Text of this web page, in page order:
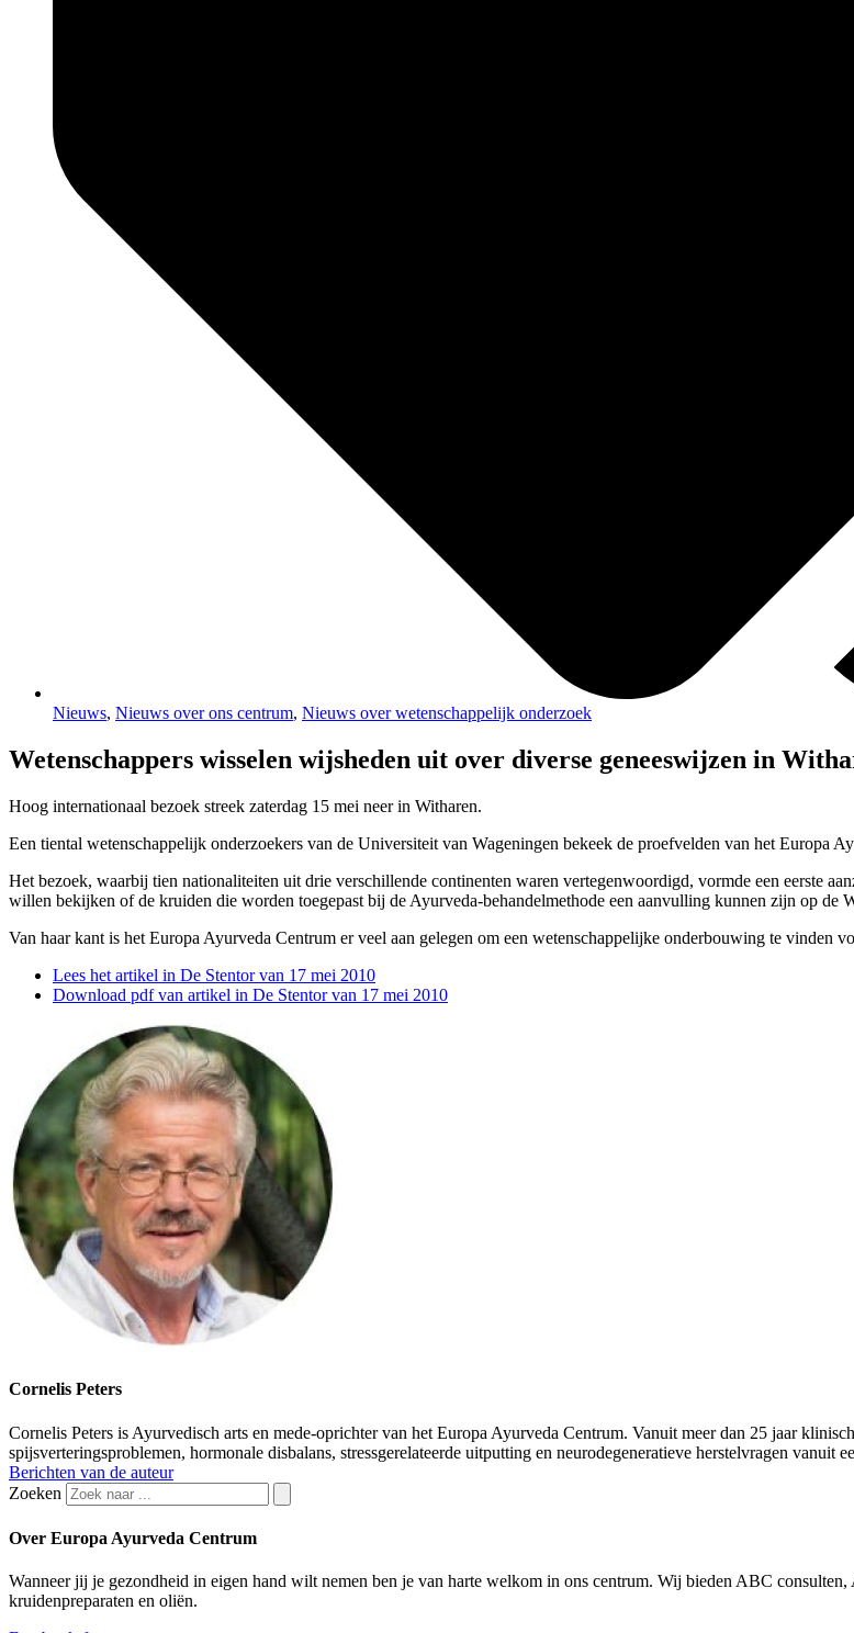
Nieuws, Nieuws over ons centrum, Nieuws over wetenschappelijk onderzoek
Wetenschappers wisselen wijsheden uit over diverse geneeswijzen in
Hoog internationaal bezoek streek zaterdag 15 mei neer in Witharen.
Een tiental wetenschappelijk onderzoekers van de Universiteit van Wageningen bekeek de proefvelden van het Europa
Het bezoek, waarbij tien nationaliteiten uit drie verschillende continenten waren vertegenwoordigd, vormde een eerste
willen bekijken of de kruiden die worden toegepast bij de Ayurveda-behandelmethode een aanvulling kunnen zijn op de
Van haar kant is het Europa Ayurveda Centrum er veel aan gelegen om een wetenschappelijke onderbouwing te vinden
Lees het artikel in De Stentor van 17 mei 2010
Download pdf van artikel in De Stentor van 17 mei 2010
Cornelis Peters
Cornelis Peters is Ayurvedisch arts en mede-oprichter van het Europa Ayurveda Centrum. Vanuit meer dan 25 jaar
spijsverteringsproblemen, hormonale disbalans, stressgerelateerde uitputting en neurodegeneratieve herstelvragen vanuit
Berichten van de auteur
Zoeken
Over Europa Ayurveda Centrum
Wanneer jij je gezondheid in eigen hand wilt nemen ben je van harte welkom in ons centrum. Wij bieden ABC consulten,
kruidenpreparaten en oliën.